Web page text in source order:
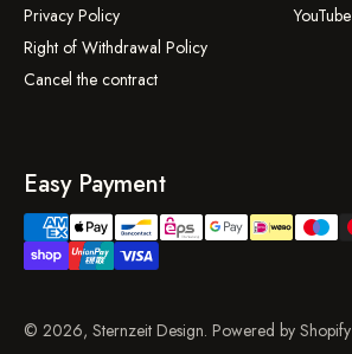
Privacy Policy
Right of Withdrawal Policy
Cancel the contract
YouTube
Easy Payment
© 2026, Sternzeit Design. Powered by Shopify